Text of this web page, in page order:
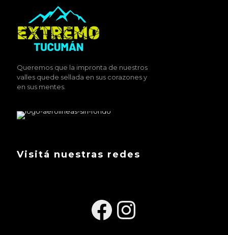
Queremos que la impronta de nuestros
valles quede sellada en sus corazones y
en sus mentes.
Visitá nuestras redes
Facebook